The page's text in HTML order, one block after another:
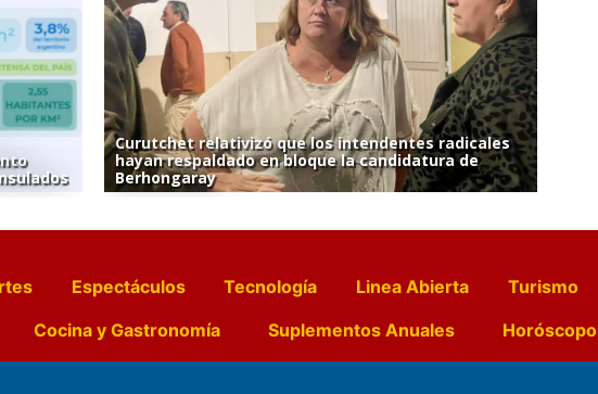
Curutchet relativizó que los intendentes radicales
hayan respaldado en bloque la candidatura de
Berhongaray
Espectáculos Tecnología Linea Abierta Turismo
Cocina y Gastronomía Suplementos Anuales Horóscopo